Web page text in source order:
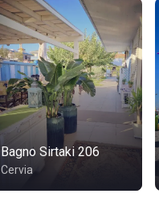
Bagno Sirtaki 206
Cervia